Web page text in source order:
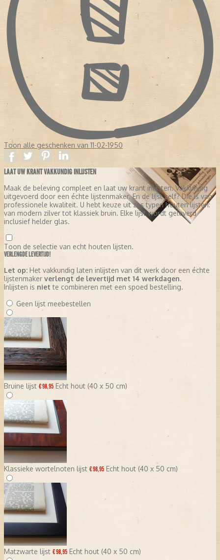
Toon alle geschenken van 11-02-1950
LAAT UW KRANT VAKKUNDIG INLIJSTEN
Maak de beleving compleet en laat uw krant inlijsten. Vakkundig
uitgevoerd door een échte lijstenmaker. En de lijst zelf? Die is van
professionele kwaliteit. U hebt keuze uit zes typen houten lijsten:
van modern zilver tot klassiek bruin. Elke lijst wordt geleverd
inclusief helder glas.
Toon de selectie van echt houten lijsten.
VERLENGDE LEVERTIJD!
Let op: Het vakkundig laten inlijsten van dit werk door een échte
lijstenmaker verlengt de levertijd met 14 werkdagen.
Inlijsten is niet te combineren met een spoed bestelling.
Geen lijst meebestellen
Bruine lijst € 98,95 Echt hout (40 x 50 cm)
Klassieke wortelnoten lijst € 98,95 Echt hout (40 x 50 cm)
Matzwarte lijst € 98,95 Echt hout (40 x 50 cm)